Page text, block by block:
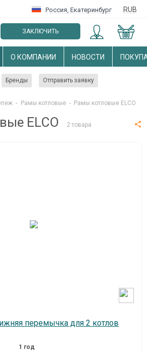
Россия, Екатеринбург RUB
ЗАКЛЮЧИТЬ
ОПТОВЫЙ ДОГОВОР
О КОМПАНИИ НОВОСТИ
Бренды Отправить заявку
- Рамы котловые - Рамы котловые ELCO
ELCO 2 товара
перемычка для 2 котлов
1 год